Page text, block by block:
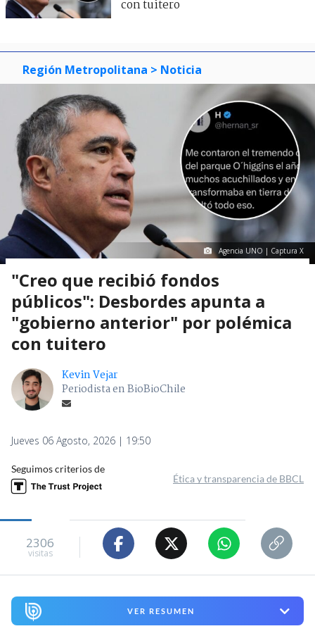
con tuitero
Región Metropolitana > Noticia
Agencia UNO | Captura X
"Creo que recibió fondos
públicos": Desbordes apunta a
"gobierno anterior" por polémica
con tuitero
Kevin Vejar
Periodista en BioBioChile
Jueves 06 Agosto, 2026 | 19:50
Seguimos criterios de
Ética y transparencia de BBCL
2306
visitas
VER RESUMEN